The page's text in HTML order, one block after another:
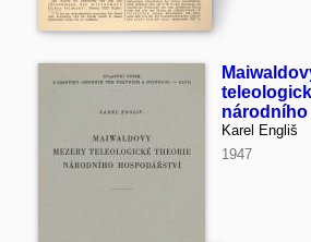
Karel Engliš
1947